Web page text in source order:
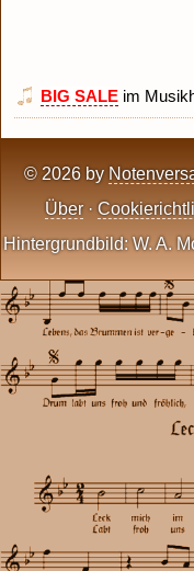
BIG SALE im
© 2026 by
Über ·
Hintergrundbild: W. A.